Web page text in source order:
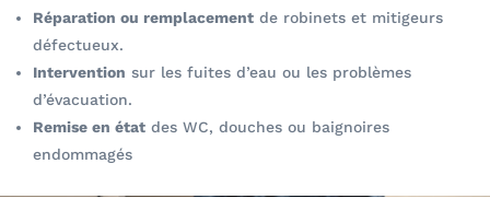
Réparation ou remplacement de robinets et mitigeurs
défectueux.
Intervention sur les fuites d’eau ou les problèmes
d’évacuation.
Remise en état des WC, douches ou baignoires
endommagés